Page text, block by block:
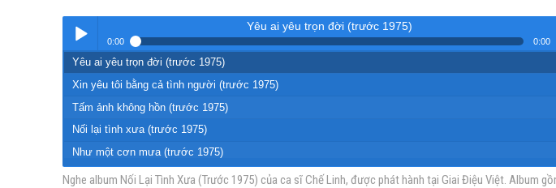
Nhạc
Yêu ai yêu trọn đời (trước 1975)
0:00 0:00
Yêu ai yêu trọn đời (trước 1975)
Xin yêu tôi bằng cả tình người (trước 1975)
Tấm ảnh không hồn (trước 1975)
Nối lại tình xưa (trước 1975)
Như một cơn mưa (trước 1975)
Ngày vui qua mau (trước 1975)
Nghe album Nối Lại Tình Xưa (Trước 1975) của ca sĩ Chế Linh, được phát hành tại Giai Điệu Việt. Album